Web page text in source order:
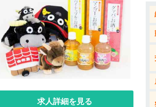
には、お客さんは帰ってしまうので、島の
見える自然豊かな環境です！！ スタッフた
0代〜50代となっておりますが、 水牛の乗務
ティビティも有名です。 休日には、ぜひト
求人詳細を見る